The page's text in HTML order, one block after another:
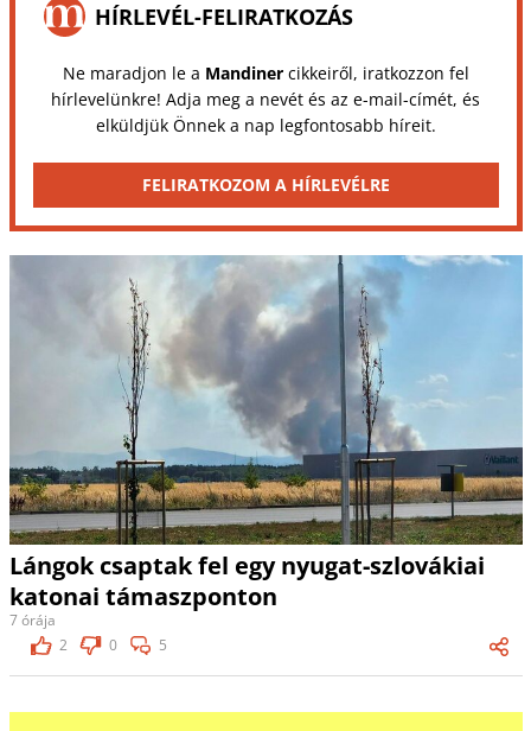
HÍRLEVÉL-FELIRATKOZÁS
Ne maradjon le a Mandinercikkeiről, iratkozzon fel
hírlevelünkre! Adja meg a nevét és az e-mail-címét, és
elküldjük Önnek a nap legfontosabb híreit.
FELIRATKOZOM A HÍRLEVÉLRE
Lángok csaptak fel egy nyugat-szlovákiai
katonai támaszponton
7 órája
2
0 5